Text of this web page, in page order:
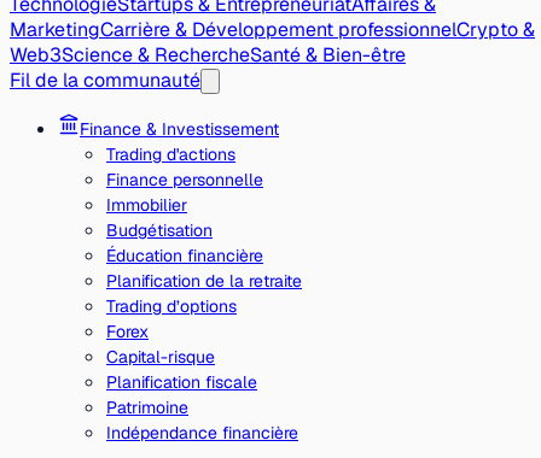
MarketingCarrière & Développement professionnelCrypto &
Web3Science & RechercheSanté & Bien-être
Fil de la communauté
Finance & Investissement
Trading d'actions
Finance personnelle
Immobilier
Budgétisation
Éducation financière
Planification de la retraite
Trading d’options
Forex
Capital-risque
Planification fiscale
Patrimoine
Indépendance financière